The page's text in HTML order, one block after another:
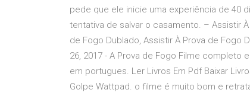
pede que ele inicie uma experiência de 40
tentativa de salvar o casamento. – Assistir
de Fogo Dublado, Assistir À Prova de Fogo
26, 2017 - A Prova de Fogo Filme completo
em portugues. Ler Livros Em Pdf Baixar
Golpe Wattpad. o filme é muito bom e